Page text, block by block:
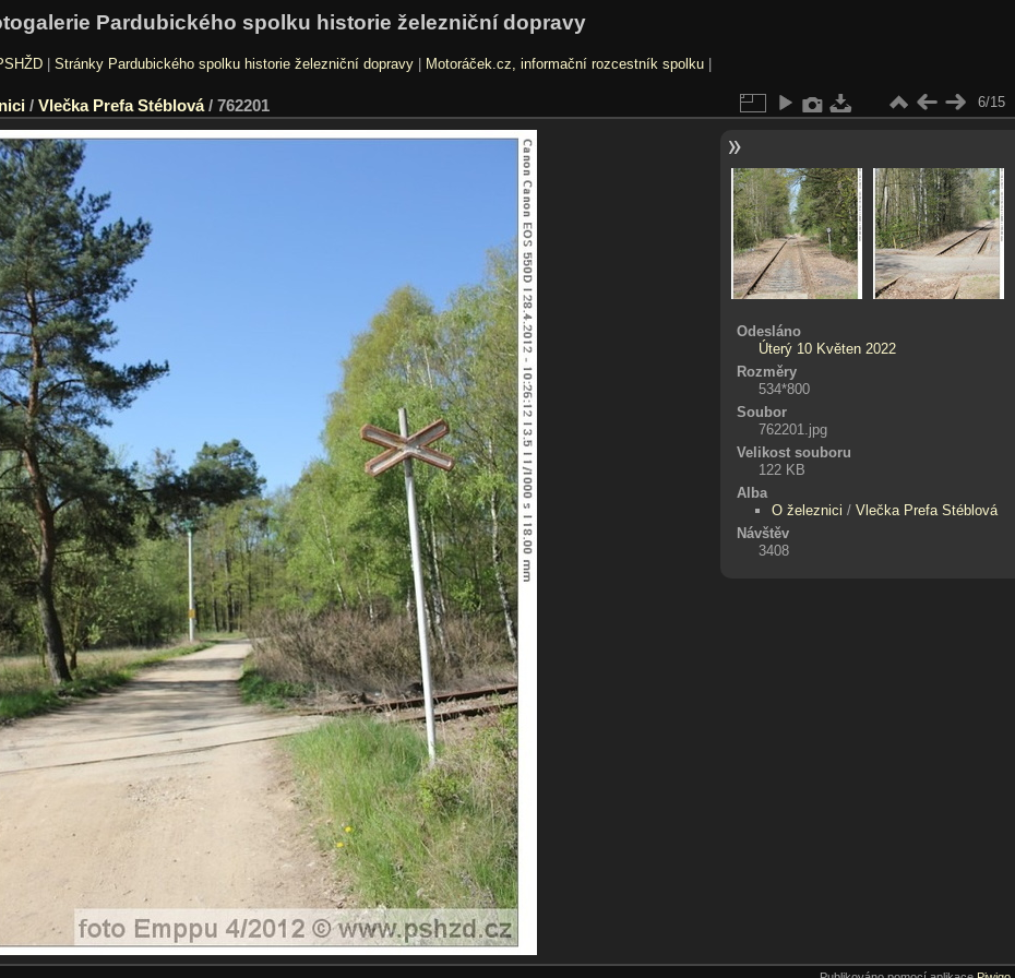
Pardubického spolku historie železniční dopravy
| Stránky Pardubického spolku historie železniční dopravy| Motoráček.cz, informační rozcestník spolku|
/ Vlečka Prefa Stéblová/ 762201 6/15
Odesláno
Úterý 10 Květen 2022
Rozměry
534*800
Soubor
762201.jpg
Velikost souboru
122 KB
Alba
O železnici /Vlečka Prefa Stéblová
Návštěv
3408